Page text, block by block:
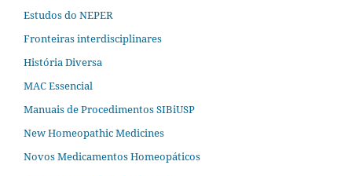
Estudos do NEPER
Fronteiras interdisciplinares
História Diversa
MAC Essencial
Manuais de Procedimentos SIBiUSP
New Homeopathic Medicines
Novos Medicamentos Homeopáticos